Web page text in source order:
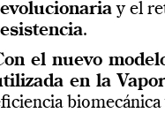
y el
.
el nuevo
en la